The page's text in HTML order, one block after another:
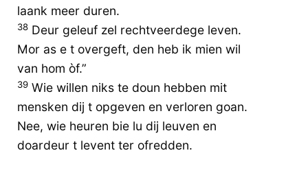
laank meer duren.
38 Deur geleuf zel rechtveerdege leven.
Mor as e t overgeft, den heb ik mien wil
van hom òf.”
39 Wie willen niks te doun hebben mit
mensken dij t opgeven en verloren goan.
Nee, wie heuren bie lu dij leuven en
doardeur t levent ter ofredden.